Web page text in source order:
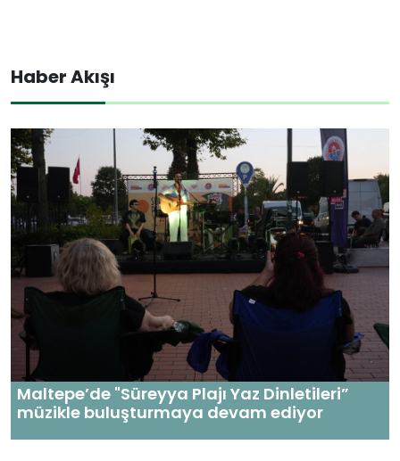
Haber Akışı
Maltepe’de "Süreyya Plajı Yaz Dinletileri”
müzikle buluşturmaya devam ediyor